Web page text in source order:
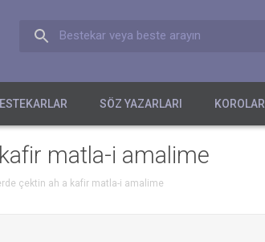
Bestekar veya beste arayın
SÖZ YAZARLARI KOROLAR
matla-i amalime
çektin ah a kafir matla-i amalime